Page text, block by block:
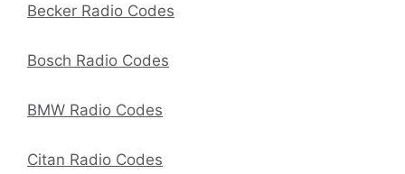
Becker Radio Codes
Bosch Radio Codes
BMW Radio Codes
Citan Radio Codes